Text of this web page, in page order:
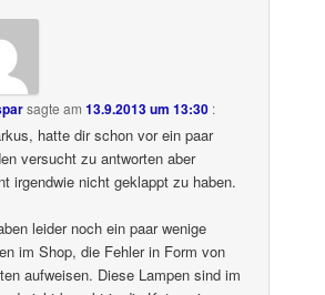
sagte am13.9.2013 um 13:30 :
hatte dir schon vor ein paar
versucht zu antworten aber
irgendwie nicht geklappt zu haben.
leider noch ein paar wenige
im Shop, die Fehler in Form von
aufweisen. Diese Lampen sind im